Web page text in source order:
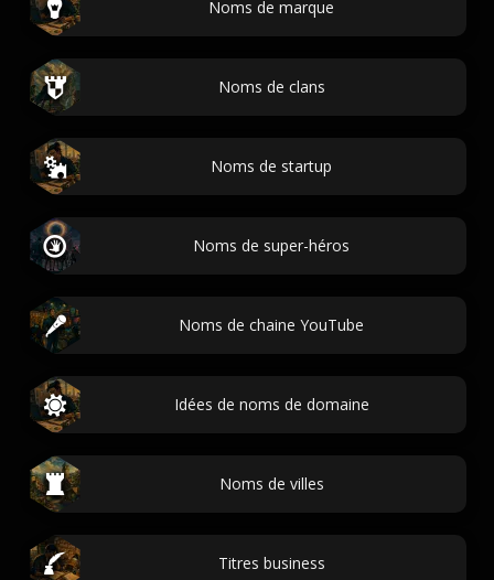
Noms de marque
Noms de clans
Noms de startup
Noms de super-héros
Noms de chaine YouTube
Idées de noms de domaine
Noms de villes
Titres business